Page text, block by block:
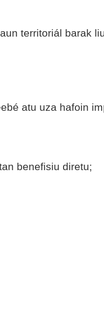
territoriál barak
atu uza hafoin
benefisiu diretu;